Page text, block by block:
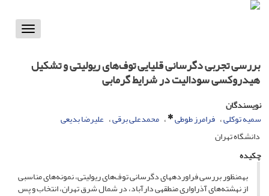
Toggle
بررسی تجربی دگرسانی قلیایی توف‌‌های ریولیتی و تشکیل
هیدروکسی‌ سودالیت در شرایط گرمابی
نویسندگان
سمیه توکلی فرامرز طوطی محمدعلی برقی علیرضا بدیعی
دانشگاه تهران
چکیده
به­منظور بررسی فراورده­های دگرسانی توف‌‌های ریولیتی، نمونه‌های مناسبی
از نهشته‌‌های آذراواری منطقه­ی دارآباد، در شمال شرق تهران‏‏، انتخاب و پس